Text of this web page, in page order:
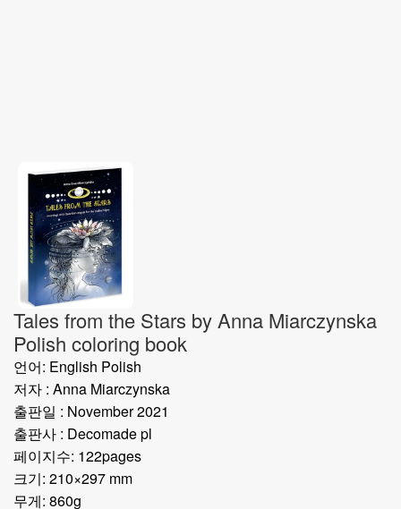
Tales from the Stars by Anna Miarczynska
Polish coloring book
언어: English Polish
저자 : Anna Miarczynska
출판일 : November 2021
출판사 : Decomade pl
페이지수: 122pages
크기: 210×297 mm
무게: 860g